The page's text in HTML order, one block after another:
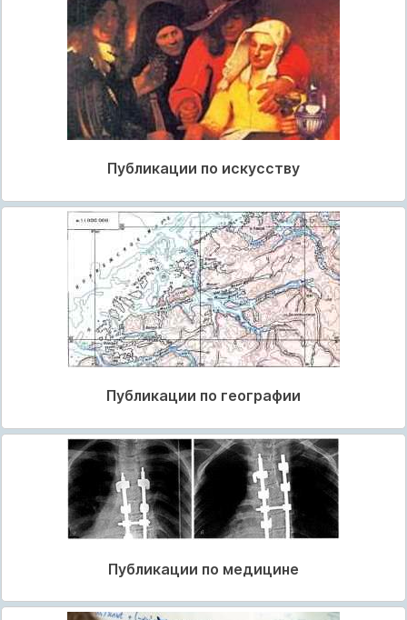
Публикации по искусству
Публикации по географии
Публикации по медицине